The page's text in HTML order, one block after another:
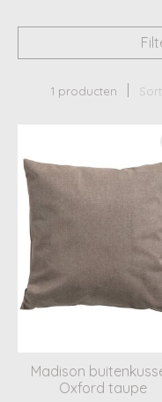
1 producten
Madison
Oxford taupe